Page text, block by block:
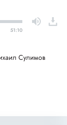
51:10
Сулимов